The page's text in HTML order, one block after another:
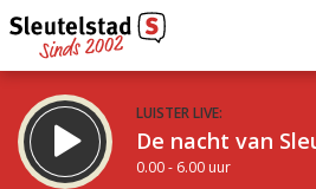
LUISTER LIVE:
De nacht van
0.00 - 6.00 uur